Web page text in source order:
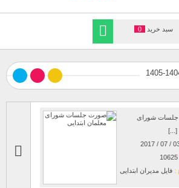
سبد خرید 0
موضوع :
جلسات شورای
[...]
:
03 / 07 / 2017
:
10625
:فایل مدیران ابتدایی